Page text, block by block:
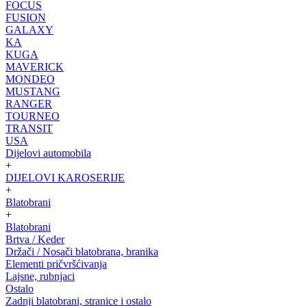
FOCUS
FUSION
GALAXY
KA
KUGA
MAVERICK
MONDEO
MUSTANG
RANGER
TOURNEO
TRANSIT
USA
Dijelovi automobila
+
DIJELOVI KAROSERIJE
+
Blatobrani
+
Blatobrani
Brtva / Keder
Držači / Nosači blatobrana, branika
Elementi pričvršćivanja
Lajsne, rubnjaci
Ostalo
Zadnji blatobrani, stranice i ostalo